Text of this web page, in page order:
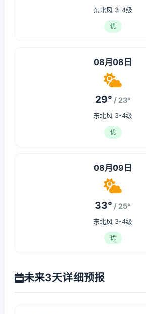
东北风 3-4级
优
08月08日
29° / 23°
东北风 3-4级
优
08月09日
33° / 25°
东北风 3-4级
优
未来3天详细预报